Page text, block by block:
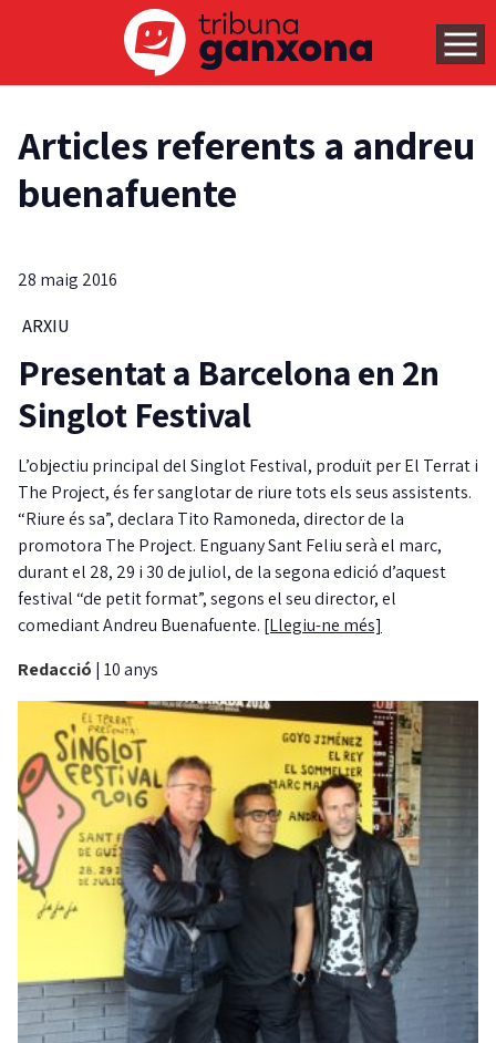
Articles referents a andreu
buenafuente
28 maig 2016
ARXIU
Presentat a Barcelona en 2n
Singlot Festival
L’objectiu principal del Singlot Festival, produït per El Terrat i
The Project, és fer sanglotar de riure tots els seus assistents.
“Riure és sa”, declara Tito Ramoneda, director de la
promotora The Project. Enguany Sant Feliu serà el marc,
durant el 28, 29 i 30 de juliol, de la segona edició d’aquest
festival “de petit format”, segons el seu director, el
comediant Andreu Buenafuente. [Llegiu-ne més]
Redacció | 10 anys